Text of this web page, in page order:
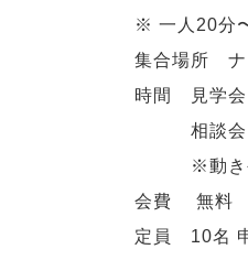
※ 一人20分
集合場所 ナ
時間 見学会
相談会
※動きや
会費 無料
定員 10名